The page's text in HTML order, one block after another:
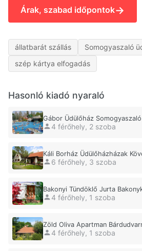
Árak, szabad időpontok→
állatbarát szállás
Somogyaszaló
szép kártya elfogadás
Hasonló kiadó nyaraló
Gábor Üdülőház Somogyaszaló
4 férőhely, 2 szoba
Káli Borház Üdülőházházak
6 férőhely, 3 szoba
Bakonyi Tündöklő Jurta
4 férőhely, 1 szoba
Zöld Oliva Apartman
4 férőhely, 1 szoba